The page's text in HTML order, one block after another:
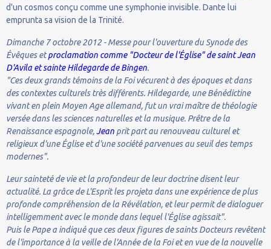
d'un cosmos conçu comme une symphonie invisible. Dante lui
emprunta sa vision de la Trinité.
Dimanche 7 octobre 2012 - Messe pour l'ouverture du Synode des
Évêques etproclamation comme "Docteur de l'Église" de saint Jean
D'Avila et sainte Hildegarde de Bingen.
"Ces deux grands témoins de la Foi vécurent à des époques et dans
des contextes culturels très différents. Hildegarde, une Bénédictine
vivant en plein Moyen Age allemand, fut un vrai maître de théologie
versée dans les sciences naturelles et la musique. Prêtre de la
Renaissance espagnole,Jean prit part au renouveau culturel et
religieux d'une Église et d'une société parvenues au seuil des temps
modernes".
Leur sainteté de vie et la profondeur de leur doctrine disent leur
actualité. La grâce de L'Esprit les projeta dans une expérience de plus
profonde compréhension de la Révélation, et leur permit de dialoguer
intelligemment avec le monde dans lequel l'Église agissait".
Puis le Pape a indiqué que ces deux figures de saints Docteurs revêtent
de l'importance à la veille de l'Année de la Foi et en vue de la nouvelle